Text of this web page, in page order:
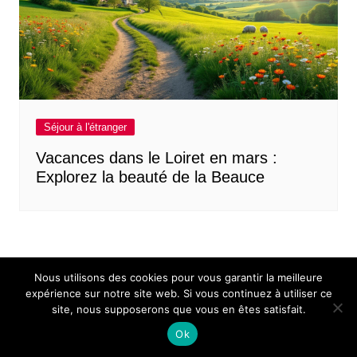
Séjour à l'étranger
Vacances dans le Loiret en mars :
Explorez la beauté de la Beauce
Nous utilisons des cookies pour vous garantir la meilleure
expérience sur notre site web. Si vous continuez à utiliser ce
site, nous supposerons que vous en êtes satisfait.
Ok